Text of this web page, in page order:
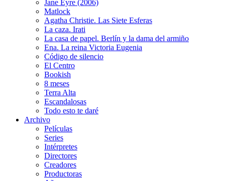
Jane Eyre (2006)
Matlock
Agatha Christie. Las Siete Esferas
La caza. Irati
La casa de papel. Berlín y la dama del armiño
Ena. La reina Victoria Eugenia
Código de silencio
El Centro
Bookish
8 meses
Terra Alta
Escandalosas
Todo esto te daré
Archivo
Películas
Series
Intérpretes
Directores
Creadores
Productoras